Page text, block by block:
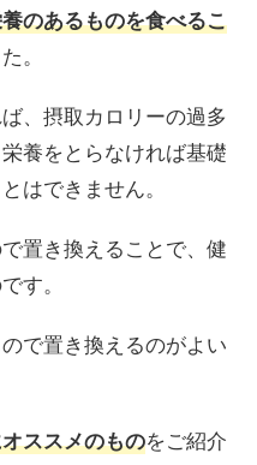
のあるものを食べるこ
。
、摂取カロリーの過多
養をとらなければ基礎
はできません。
置き換えることで、健
す。
で置き換えるのがよい
ススメのものをご紹介